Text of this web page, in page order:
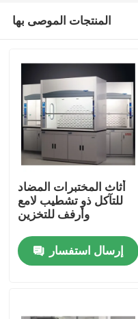
منزل
حول بنا
المنتجات الموصى بها
أثاث المختبرات المضاد
للتآكل ذو تشطيب لامع
وأرفف للتخزين
إرسال استفسار